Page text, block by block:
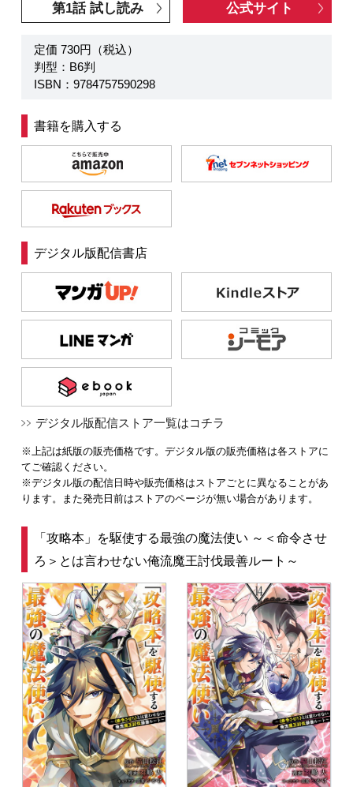
第1話 試し読み 公式サイト
定価 730円（税込）
判型：B6判
ISBN：9784757590298
書籍を購入する
デジタル版配信書店
デジタル版配信ストア一覧はコチラ
※上記は紙版の販売価格です。デジタル版の販売価格は各ストアに
てご確認ください。
※デジタル版の配信日時や販売価格はストアごとに異なることがあ
ります。また発売日前はストアのページが無い場合があります。
「攻略本」を駆使する最強の魔法使い ～＜命令させ
ろ＞とは言わせない俺流魔王討伐最善ルート～